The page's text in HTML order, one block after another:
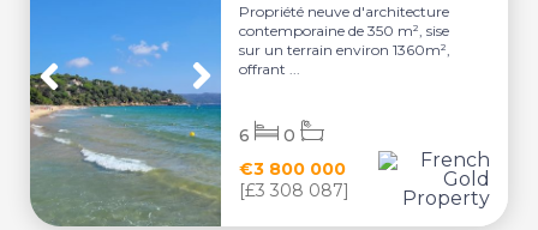
Propriété neuve d'architecture
contemporaine de 350 m², sise
sur un terrain environ 1360m²,
offrant ...
€3 800 000
[£3 308 087]
6 0